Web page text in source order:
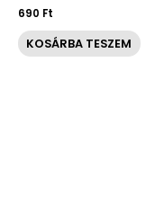
690 Ft
KOSÁRBA TESZEM